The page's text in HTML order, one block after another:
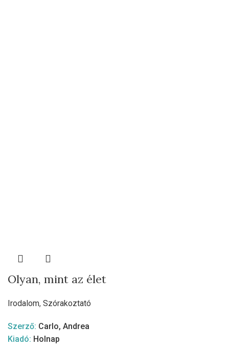
Olyan, mint az élet
Irodalom, Szórakoztató
Szerző: Carlo, Andrea
Kiadó: Holnap